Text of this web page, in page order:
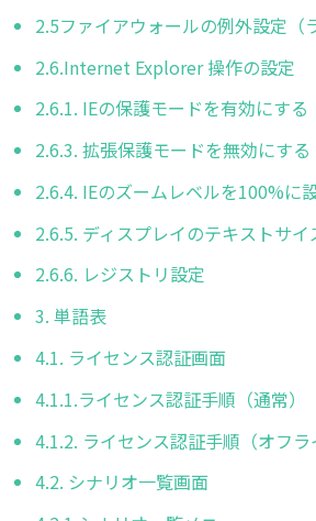
2.5ファイアウォールの例外設定（
2.6.Internet Explorer 操作の設定
2.6.1. IEの保護モードを有効にする
2.6.3. 拡張保護モードを無効にする
2.6.4. IEのズームレベルを100%に
2.6.5. ディスプレイのテキストサ
2.6.6. レジストリ設定
3. 単語表
4.1. ライセンス認証画面
4.1.1.ライセンス認証手順（通常）
4.1.2. ライセンス認証手順（オフラ
4.2. シナリオ一覧画面